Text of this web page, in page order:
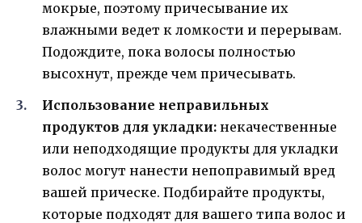
мокрые, поэтому причесывание их
влажными ведет к ломкости и перерывам.
Подождите, пока волосы полностью
высохнут, прежде чем причесывать.
Использование неправильных
продуктов для укладки: некачественные
или неподходящие продукты для укладки
волос могут нанести непоправимый вред
вашей прическе. Подбирайте продукты,
которые подходят для вашего типа волос и